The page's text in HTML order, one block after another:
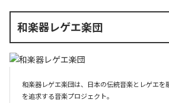
和楽器レゲエ楽団
和楽器レゲエ楽団は、日本の伝統音楽とレゲエを
を追求する音楽プロジェクト。